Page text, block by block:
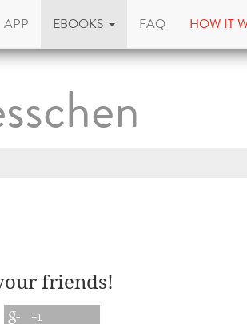
APP EBOOKS FAQ HOW IT
friends!
+1